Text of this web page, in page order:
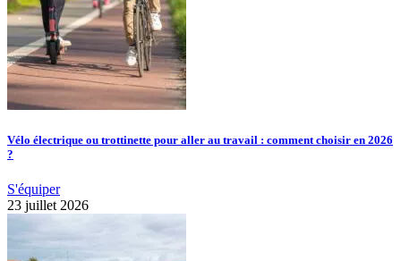
Vélo électrique ou trottinette pour aller au travail : comment choisir en 2026
?
S'équiper
23 juillet 2026